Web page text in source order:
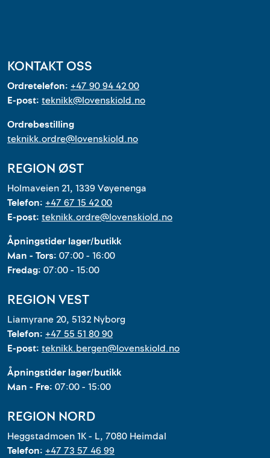
KONTAKT OSS
Ordretelefon: +47 90 94 42 00
E-post: teknikk@lovenskiold.no
Ordrebestilling
teknikk.ordre@lovenskiold.no
REGION ØST
Holmaveien 21, 1339 Vøyenenga
Telefon: +47 67 15 42 00
E-post: teknikk.ordre@lovenskiold.no
Åpningstider lager/butikk
Man - Tors: 07:00 - 16:00
Fredag: 07:00 - 15:00
REGION VEST
Liamyrane 20, 5132 Nyborg
Telefon: +47 55 51 80 90
E-post: teknikk.bergen@lovenskiold.no
Åpningstider lager/butikk
Man - Fre: 07:00 - 15:00
REGION NORD
Heggstadmoen 1K - L, 7080 Heimdal
Telefon: +47 73 57 46 99
Outlet
Kontakt